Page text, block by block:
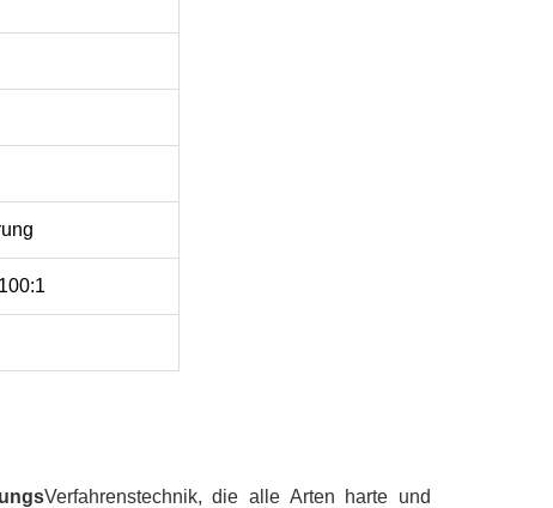
Verfahrenstechnik, die alle Arten harte und